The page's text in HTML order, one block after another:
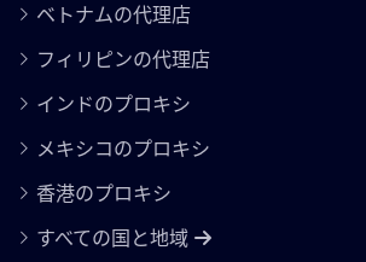
ベトナムの代理店
フィリピンの代理店
インドのプロキシ
メキシコのプロキシ
香港のプロキシ
すべての国と地域